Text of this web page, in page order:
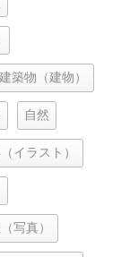
建築物（建物）
自然
イラスト）
写真）